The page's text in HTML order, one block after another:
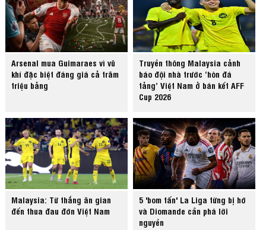
Arsenal mua Guimaraes vì vũ
khí đặc biệt đáng giá cả trăm
triệu bảng
Truyền thông Malaysia cảnh
báo đội nhà trước ‘hòn đá
tảng’ Việt Nam ở bán kết AFF
Cup 2026
Malaysia: Từ thắng ăn gian
đến thua đau đớn Việt Nam
5 'bom tấn' La Liga từng bị hớ
và Diomande cần phá lời
nguyền